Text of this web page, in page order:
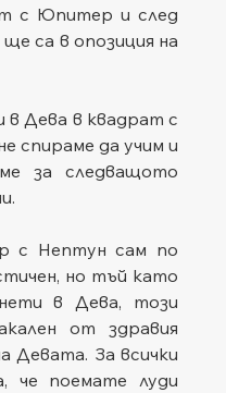
с Юпитер и след
са в опозиция на
Дева в квадрат с
спираме да учим и
за следващото
с Нептун сам по
но тъй като
в Дева, този
от здравия
Девата. За всички
че поемате луди